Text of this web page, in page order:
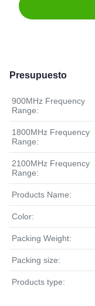
Presupuesto
900MHz Frequency
Range:
1800MHz Frequency
Range:
2100MHz Frequency
Range:
Products Name:
Color:
Packing Weight:
Packing size:
Products type: